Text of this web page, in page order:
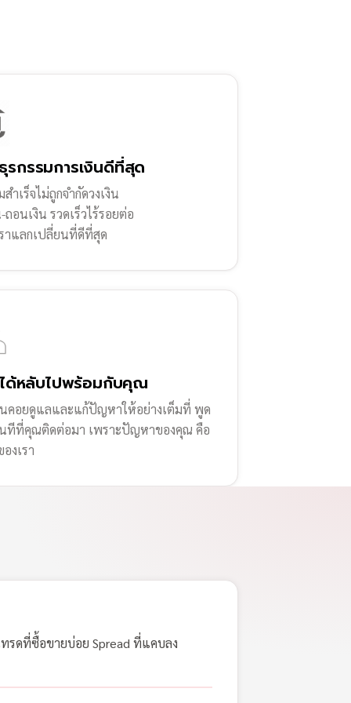
กรรมการเงินดีที่สุด
ำเร็จไม่ถูกจำกัดวงเงิน
ถอนเงิน รวดเร็วไร้รอยต่อ
าแลกเปลี่ยนที่ดีที่สุด
ได้หลับไปพร้อมกับคุณ
คอยดูแลและแก้ปัญหาให้อย่างเต็มที่ พูด
ทีที่คุณติดต่อมา เพราะปัญหาของคุณ คือ
งเรา
รดที่ซื้อขายบ่อย Spread ที่แคบลง